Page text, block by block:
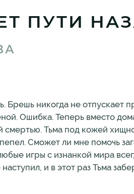
ПУТИ
Брешь никогда не отпускает
Ошибка. Теперь вместо
смертью. Тьма под кожей
Сможет ли мне помочь
игры с изнанкой мира
и в этот раз Тьма